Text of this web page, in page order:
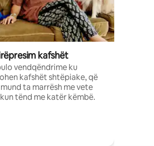
kafshët
vendqëndrime ku
kafshët shtëpiake, që
ta marrësh me vete
tënd me katër këmbë.